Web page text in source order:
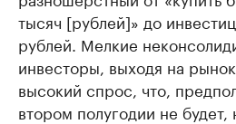
тысяч [рублей]» до
рублей. Мелкие
инвесторы, выходя на
высокий спрос, что,
втором полугодии не будет,